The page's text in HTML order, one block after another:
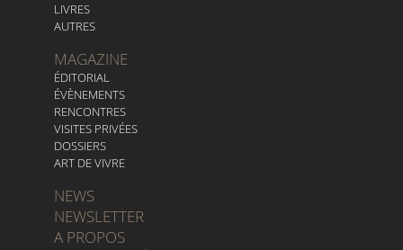
LIVRES
AUTRES
MAGAZINE
ÉDITORIAL
ÉVÈNEMENTS
RENCONTRES
VISITES PRIVÉES
DOSSIERS
ART DE VIVRE
NEWS
NEWSLETTER
A PROPOS